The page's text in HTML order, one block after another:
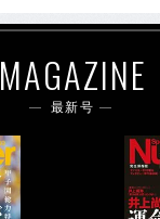
MAGAZINE
最新号